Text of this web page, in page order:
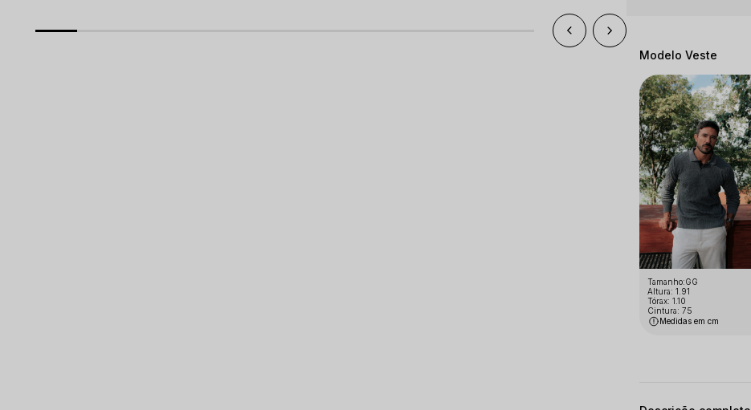
Modelo Veste
Tamanho:GG
Altura: 1.91
Tórax: 1.10
Cintura: 75
Medidas em cm